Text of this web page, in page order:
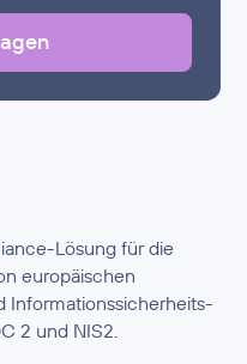
Lösung für die
europäischen
Informationssicherheits-
2 und NIS2.